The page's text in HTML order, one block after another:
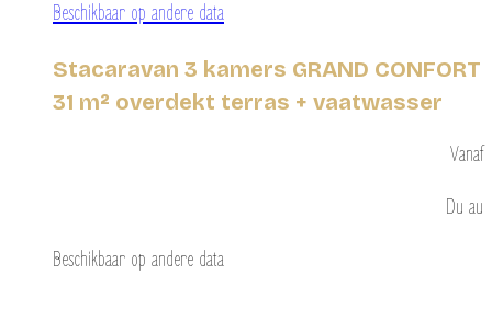
Beschikbaar op andere data
Stacaravan 3 kamers GRAND CONFORT
31 m² overdekt terras + vaatwasser
Vanaf
Du au
Beschikbaar op andere data